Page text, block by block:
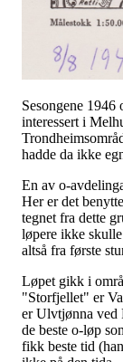
Sesongene
interessert i
hadde da ikke
En av o-
Her er det
tegnet fra dette
løpere ikke
altså fra første
Løpet gikk i
"Storfjellet" er
er Ulvtjønna ved
de beste o-løp
fikk beste tid